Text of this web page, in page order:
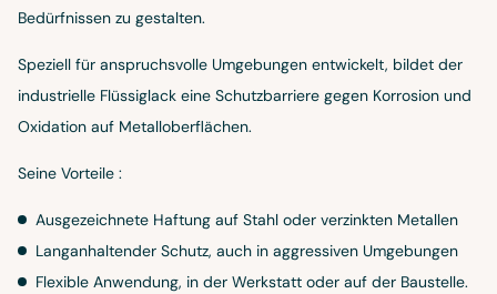
Bedürfnissen zu gestalten.
Speziell für anspruchsvolle Umgebungen entwickelt, bildet der
industrielle Flüssiglack eine Schutzbarriere gegen Korrosion und
Oxidation auf Metalloberflächen.
Seine Vorteile :
Ausgezeichnete Haftung auf Stahl oder verzinkten Metallen
Langanhaltender Schutz, auch in aggressiven Umgebungen
Flexible Anwendung, in der Werkstatt oder auf der Baustelle.